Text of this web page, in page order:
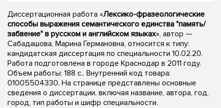
Диссертационная работа «Лексико-фразеологические
способы выражения семантического единства "память/
забвение" в русском и английском языках», автор —
Сабадашова, Марина Германовна, относится к типу:
кандидатская диссертация по специальности 10.02.20.
Работа подготовлена в городе Краснодар в 2011 году.
Объем работы: 188 с.. Внутренний код товара:
01005504330. На странице представлены основные
сведения о диссертации, включая название, автора, год,
город, тип работы и шифр специальности.